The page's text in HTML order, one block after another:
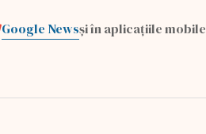
Google Newsși în aplicațiile mobile